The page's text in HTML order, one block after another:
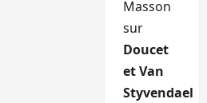
Masson
sur
Doucet
et Van
Styvendael